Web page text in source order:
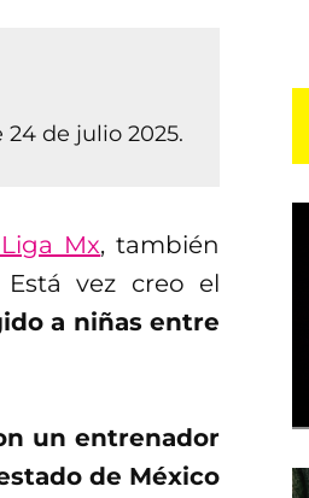
de julio 2025.
Mx, también
vez creo el
a niñas entre
un entrenador
de México